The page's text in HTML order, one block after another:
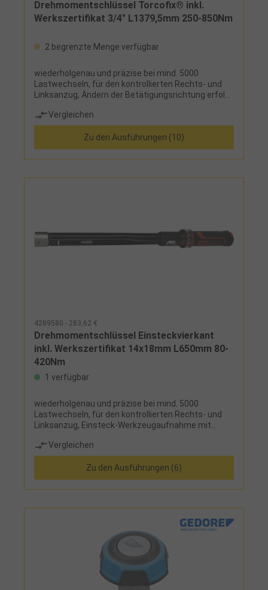
Drehmomentschlüssel Torcofix® inkl.
Werkszertifikat 3/4" L1379,5mm 250-850Nm
2 begrenzte Menge verfügbar
wiederholgenau und präzise bei mind. 5000
Lastwechseln, für den kontrollierten Rechts- und
Linksanzug, Ändern der Betätigungsrichtung erfolgt
Doppelskala für präzise Einstellung und teilbarer
Nm-Mikrometerskal für feine Einstellung, deutlich
hör- und fühlbare Drehmomentauslösung durch
Kurzwegauslösung, Einstellen des Drehmomentes
schnell und sicher durch Drehen des Handgriffes,
Zweikomponenten-Griff mit Weichzone,
Vergleichen
Zu den Ausführungen (10)
4289580 - 283,62 €
Drehmomentschlüssel Einsteckvierkant
inkl. Werkszertifikat 14x18mm L650mm 80-
420Nm
1 verfügbar
wiederholgenau und präzise bei mind. 5000
Lastwechseln, für den kontrollierten Rechts- und
Linksanzug, Einsteck-Werkzeugaufnahme mit
Einsteckwerkzeuge, Doppelskala für präzise
Einstellung und teilbarer Nm-Mikrometerskala für
feine Einstellung, deutlich hör- und fühlbare
Drehmomentauslösung durch Kurzwegauslösung,
Einstellen des Drehmomentes schnell und sicher
Verriegelungsmöglichkeit am Handgriff,
Zweikomponenten-Griff mit Weichzone
Vergleichen
Zu den Ausführungen (6)